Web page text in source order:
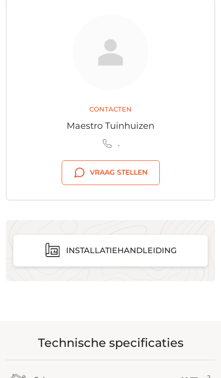
CONTACTEN
Maestro Tuinhuizen
.
VRAAG STELLEN
INSTALLATIEHANDLEIDING
Technische specificaties